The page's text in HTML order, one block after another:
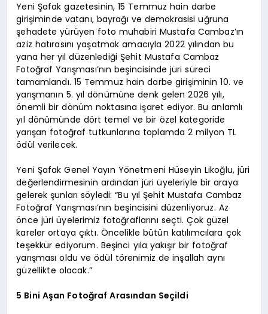
Yeni Şafak gazetesinin, 15 Temmuz hain darbe
girişiminde vatanı, bayrağı ve demokrasisi uğruna
şehadete yürüyen foto muhabiri Mustafa Cambaz’ın
aziz hatırasını yaşatmak amacıyla 2022 yılından bu
yana her yıl düzenlediği Şehit Mustafa Cambaz
Fotoğraf Yarışması’nın beşincisinde jüri süreci
tamamlandı. 15 Temmuz hain darbe girişiminin 10. ve
yarışmanın 5. yıl dönümüne denk gelen 2026 yılı,
önemli bir dönüm noktasına işaret ediyor. Bu anlamlı
yıl dönümünde dört temel ve bir özel kategoride
yarışan fotoğraf tutkunlarına toplamda 2 milyon TL
ödül verilecek.
Yeni Şafak Genel Yayın Yönetmeni Hüseyin Likoğlu, jüri
değerlendirmesinin ardından jüri üyeleriyle bir araya
gelerek şunları söyledi: “Bu yıl Şehit Mustafa Cambaz
Fotoğraf Yarışması’nın beşincisini düzenliyoruz. Az
önce jüri üyelerimiz fotoğraflarını seçti. Çok güzel
kareler ortaya çıktı. Öncelikle bütün katılımcılara çok
teşekkür ediyorum. Beşinci yıla yakışır bir fotoğraf
yarışması oldu ve ödül törenimiz de inşallah aynı
güzellikte olacak.”
5 Bini Aşan Fotoğraf Arasından Seçildi